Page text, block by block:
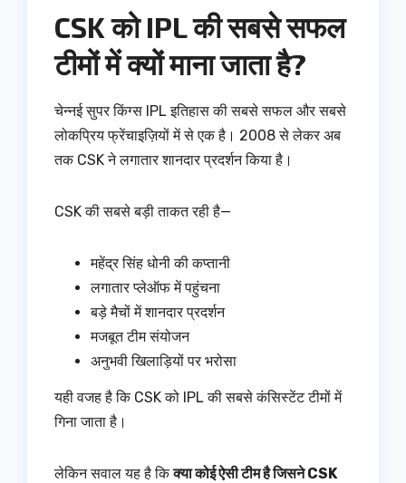
CSK को IPL की सबसे सफल
टीमों में क्यों माना जाता है?
चेन्नई सुपर किंग्स IPL इतिहास की सबसे सफल और सबसे
लोकप्रिय फ्रेंचाइज़ियों में से एक है। 2008 से लेकर अब
तक CSK ने लगातार शानदार प्रदर्शन किया है।
CSK की सबसे बड़ी ताकत रही है—
महेंद्र सिंह धोनी की कप्तानी
लगातार प्लेऑफ में पहुंचना
बड़े मैचों में शानदार प्रदर्शन
मजबूत टीम संयोजन
अनुभवी खिलाड़ियों पर भरोसा
यही वजह है कि CSK को IPL की सबसे कंसिस्टेंट टीमों में
गिना जाता है।
लेकिन सवाल यह है किक्या कोई ऐसी टीम है जिसने CSK